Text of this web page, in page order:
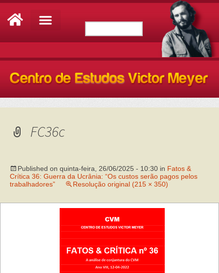
FC36c
Published on quinta-feira, 26/06/2025 - 10:30 in Fatos &
Crítica 36: Guerra da Ucrânia: “Os custos serão pagos pelos
trabalhadores”
Resolução original (215 × 350)